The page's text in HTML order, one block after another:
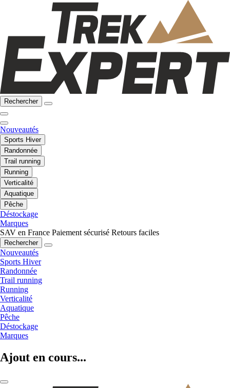
Rechercher
Nouveautés
Sports Hiver
Randonnée
Trail running
Running
Verticalité
Aquatique
Pêche
Déstockage
Marques
SAV en France Paiement sécurisé Retours faciles
Rechercher
Nouveautés
Sports Hiver
Randonnée
Trail running
Running
Verticalité
Aquatique
Pêche
Déstockage
Marques
Ajout en cours...